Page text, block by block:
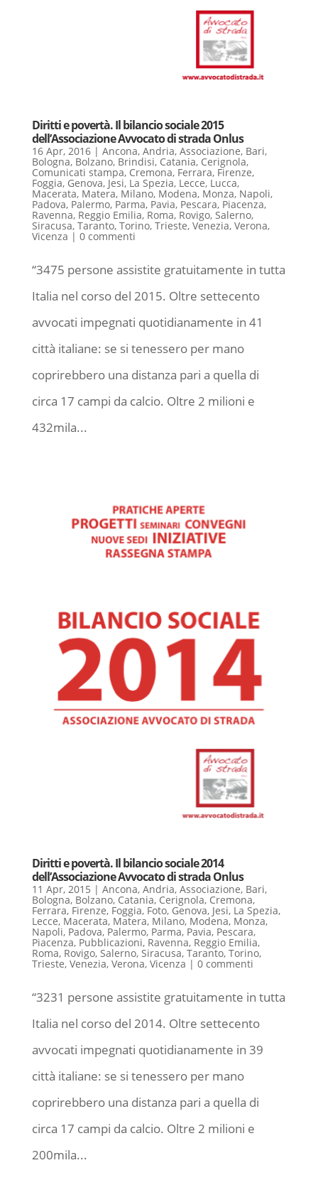
Diritti e povertà. Il bilancio sociale 2015
dell’Associazione Avvocato di strada Onlus
16 Apr, 2016| Ancona, Andria, Associazione, Bari,
Bologna, Bolzano, Brindisi, Catania, Cerignola,
Comunicati stampa, Cremona, Ferrara, Firenze,
Foggia, Genova, Jesi, La Spezia, Lecce, Lucca,
Macerata, Matera, Milano, Modena, Monza, Napoli,
Padova, Palermo, Parma, Pavia, Pescara, Piacenza,
Ravenna, Reggio Emilia, Roma, Rovigo, Salerno,
Siracusa, Taranto, Torino, Trieste, Venezia, Verona,
Vicenza | 0 commenti
“3475 persone assistite gratuitamente in tutta
Italia nel corso del 2015. Oltre settecento
avvocati impegnati quotidianamente in 41
città italiane: se si tenessero per mano
coprirebbero una distanza pari a quella di
circa 17 campi da calcio. Oltre 2 milioni e
432mila...
Diritti e povertà. Il bilancio sociale 2014
dell’Associazione Avvocato di strada Onlus
11 Apr, 2015 | Ancona, Andria, Associazione, Bari,
Bologna, Bolzano, Catania, Cerignola, Cremona,
Ferrara, Firenze, Foggia, Foto, Genova, Jesi, La Spezia,
Lecce, Macerata, Matera, Milano, Modena, Monza,
Napoli, Padova, Palermo, Parma, Pavia, Pescara,
Piacenza, Pubblicazioni, Ravenna, Reggio Emilia,
Roma, Rovigo, Salerno, Siracusa, Taranto, Torino,
Trieste, Venezia, Verona, Vicenza | 0 commenti
“3231 persone assistite gratuitamente in tutta
Italia nel corso del 2014. Oltre settecento
avvocati impegnati quotidianamente in 39
città italiane: se si tenessero per mano
coprirebbero una distanza pari a quella di
circa 17 campi da calcio. Oltre 2 milioni e
200mila...